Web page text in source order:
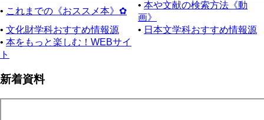
• これまでの《おススメ本》✿
• 本や文献の検索方法《動
画》
• 文化財学科おすすめ情報源 • 日本文学科おすすめ情報源
• 本をもっと楽しむ！WEBサイ
ト
新着資料